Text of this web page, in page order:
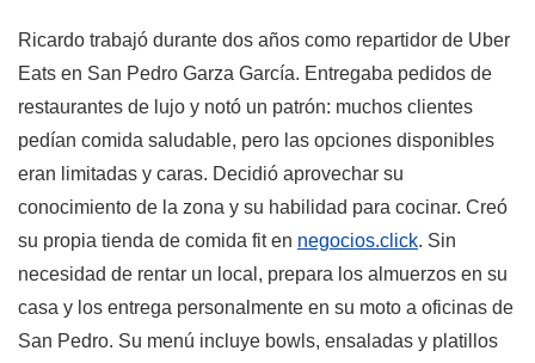
Ricardo trabajó durante dos años como repartidor de Uber
Eats en San Pedro Garza García. Entregaba pedidos de
restaurantes de lujo y notó un patrón: muchos clientes
pedían comida saludable, pero las opciones disponibles
eran limitadas y caras. Decidió aprovechar su
conocimiento de la zona y su habilidad para cocinar. Creó
su propia tienda de comida fit en negocios.click. Sin
necesidad de rentar un local, prepara los almuerzos en su
casa y los entrega personalmente en su moto a oficinas de
San Pedro. Su menú incluye bowls, ensaladas y platillos